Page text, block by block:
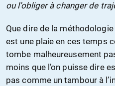
ou l’obliger à changer de
Que dire de la méthodologie
est une plaie en ces temps
tombe malheureusement
moins que l’on puisse dire
pas comme un tambour à